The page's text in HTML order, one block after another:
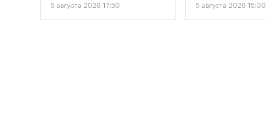
подход к определению
необходимого количества
5 августа 2026 17:50 5 августа 2026 15:30